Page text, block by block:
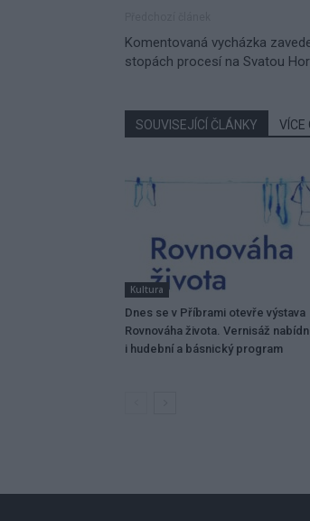
Komentovaná vycházka
stopách procesí na Svatou
SOUVISEJÍCÍ ČLÁNKY VÍCE
Kultura
Dnes se v Příbrami otevře výstava
Rovnováha života. Vernisáž
i hudební a básnický program